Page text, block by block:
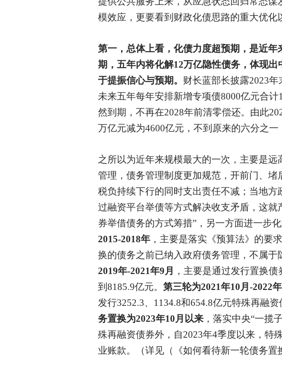
模效应，更要看到财政化债思路的重大优化
第一，总体上看，化债力度超预期，是近年
期，五年内将化解12万亿隐性债务，体现
于提振信心与预期。 财长蓝部长披露2023年
未来五年每年安排新增专项债8000亿元合
然到期，不再在2028年前清零偿还。由此
万亿元减为4600亿元，不到原来的六分之一
之所以为近年来规模最大的一次，主要是远
管理，债务管理制度更加规范，开前门、
税负持续下行的同时支出责任不减；当地
过融资平台举债等方式解决收支矛盾，这
券举借债务的方式筹措”，另一方面进一步
2015-2018年 ，主要是落实《预算法》的要
换的债务之前已纳入政府债务管理，不属于
2019年-2021年9月
，主要是通过发行置换
到 8185.9亿元。 第三轮为2021年10月-2022
发行3252.3、1134.8和654.8亿元特殊再融
务置换为2023年10月以来 ，落实中央“一揽
殊再融资债券外，自2023年4季度以来，特
业账款。（详见（《如何看待新一轮债务置